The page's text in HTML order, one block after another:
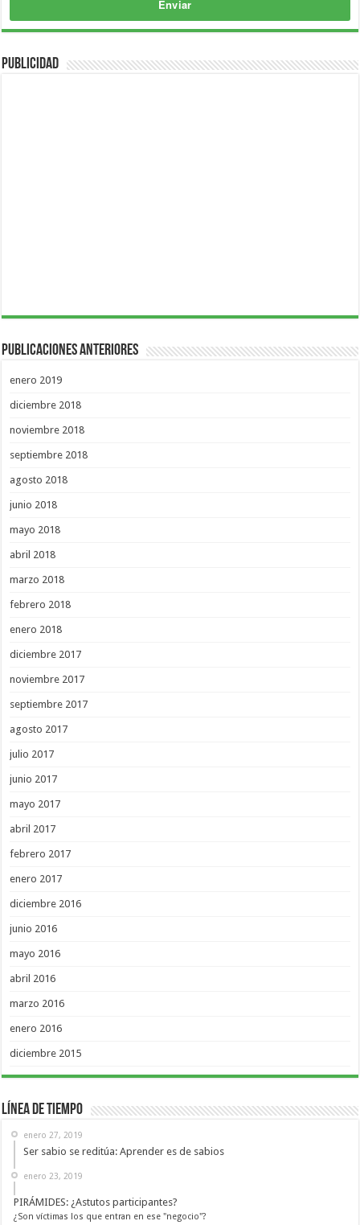
Publicidad
Publicaciones Anteriores
enero 2019
diciembre 2018
noviembre 2018
septiembre 2018
agosto 2018
junio 2018
mayo 2018
abril 2018
marzo 2018
febrero 2018
enero 2018
diciembre 2017
noviembre 2017
septiembre 2017
agosto 2017
julio 2017
junio 2017
mayo 2017
abril 2017
febrero 2017
enero 2017
diciembre 2016
junio 2016
mayo 2016
abril 2016
marzo 2016
enero 2016
diciembre 2015
Línea de Tiempo
enero 27, 2019
Ser sabio se reditúa: Aprender es de sabios
enero 23, 2019
PIRÁMIDES: ¿Astutos participantes?
¿Son víctimas los que entran en ese "negocio"?